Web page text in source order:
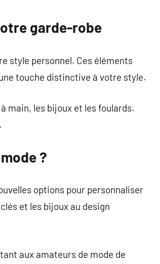
garde-robe
style personnel. Ces éléments
touche distinctive à votre style.
main, les bijoux et les foulards.
?
options pour personnaliser
et les bijoux au design
aux amateurs de mode de